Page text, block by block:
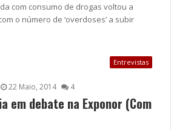
com consumo de drogas voltou a
o número de ‘overdoses’ a subir
Entrevistas
22 Maio, 2014 4
em debate na Exponor (Com